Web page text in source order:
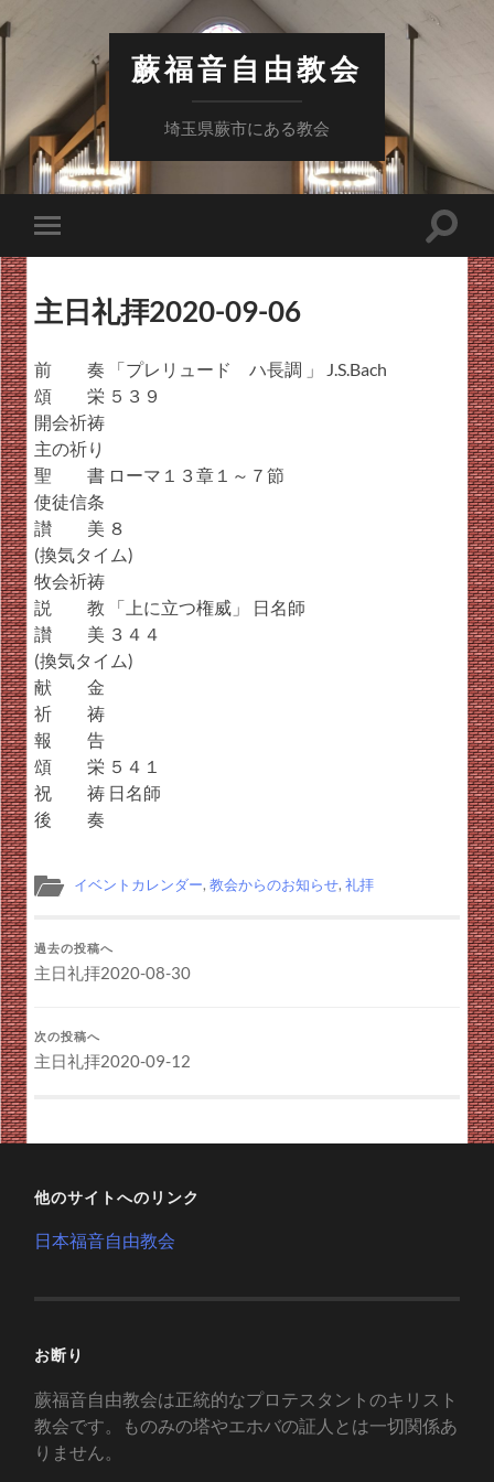
蕨福音自由教会
埼玉県蕨市にある教会
モ
バ
ル
メ
ニ
ー
り
替
え
検
主日礼拝2020-09-06
前 奏 「プレリュード ハ長調 」 J.S.Bach
頌 栄 ５３９
開会祈祷
主の祈り
聖 書 ローマ１３章１～７節
使徒信条
讃 美 ８
(換気タイム)
牧会祈祷
説 教 「上に立つ権威」 日名師
讃 美 ３４４
(換気タイム)
献 金
祈 祷
報 告
頌 栄 ５４１
祝 祷 日名師
後 奏
イベントカレンダー,教会からのお知らせ,礼拝
過去の投稿へ
主日礼拝2020-08-30
次の投稿へ
主日礼拝2020-09-12
他のサイトへのリンク
日本福音自由教会
お断り
蕨福音自由教会は正統的なプロテスタントのキリスト
教会です。ものみの塔やエホバの証人とは一切関係あ
りません。